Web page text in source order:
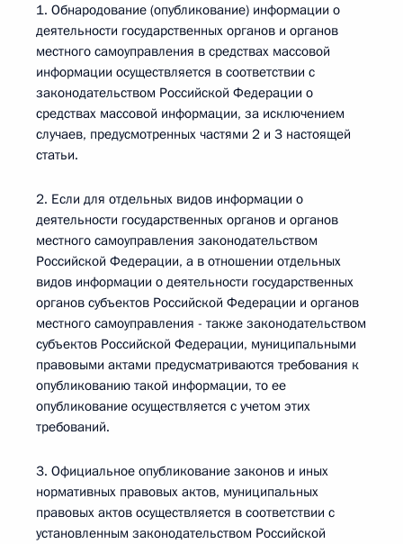
1. Обнародование (опубликование) информации о
деятельности государственных органов и органов
местного самоуправления в средствах массовой
информации осуществляется в соответствии с
законодательством Российской Федерации о
средствах массовой информации, за исключением
случаев, предусмотренных частями 2 и 3 настоящей
статьи.
2. Если для отдельных видов информации о
деятельности государственных органов и органов
местного самоуправления законодательством
Российской Федерации, а в отношении отдельных
видов информации о деятельности государственных
органов субъектов Российской Федерации и органов
местного самоуправления - также законодательством
субъектов Российской Федерации, муниципальными
правовыми актами предусматриваются требования к
опубликованию такой информации, то ее
опубликование осуществляется с учетом этих
требований.
3. Официальное опубликование законов и иных
нормативных правовых актов, муниципальных
правовых актов осуществляется в соответствии с
установленным законодательством Российской